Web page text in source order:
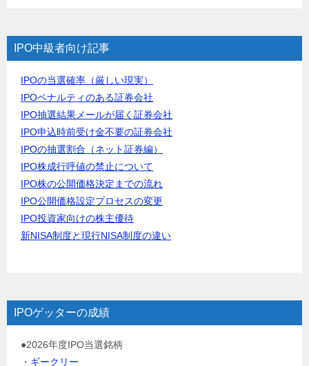
IPO中級者向け記事
IPOの当選確率（厳しい現実）
IPOペナルティのある証券会社
IPO抽選結果メールが届く証券会社
IPO申込時前受け金不要の証券会社
IPOの抽選割合（ネット証券編）
IPO株成行呼値の禁止について
IPO株の公開価格決定までの流れ
IPO公開価格設定プロセスの変更
IPO投資家向けの株主優待
新NISA制度と現行NISA制度の違い
IPOゲッターの成績
●2026年度IPO当選銘柄
・ ギークリー